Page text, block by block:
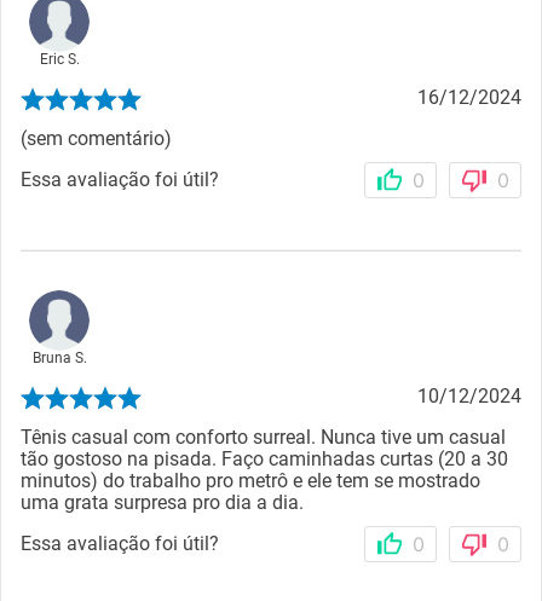
Eric S.
16/12/2024
(sem comentário)
Essa avaliação foi útil?
0 0
Bruna S.
10/12/2024
Tênis casual com conforto surreal. Nunca tive um casual
tão gostoso na pisada. Faço caminhadas curtas (20 a 30
minutos) do trabalho pro metrô e ele tem se mostrado
uma grata surpresa pro dia a dia.
Essa avaliação foi útil?
0 0